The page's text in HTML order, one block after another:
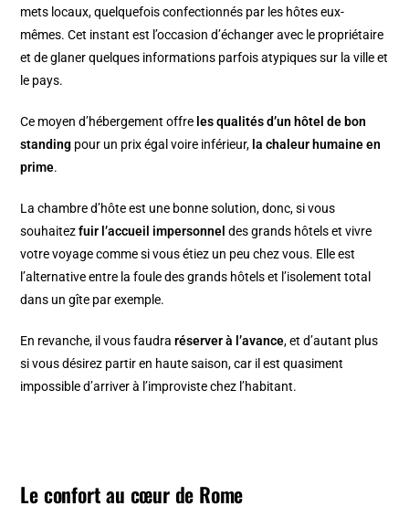
mets locaux, quelquefois confectionnés par les hôtes eux-
mêmes. Cet instant est l’occasion d’échanger avec le propriétaire
et de glaner quelques informations parfois atypiques sur la ville et
le pays.
Ce moyen d’hébergement offre les qualités d’un hôtel de bon
standing pour un prix égal voire inférieur, la chaleur humaine en
prime.
La chambre d’hôte est une bonne solution, donc, si vous
souhaitezfuir l’accueil impersonnel des grands hôtels et vivre
votre voyage comme si vous étiez un peu chez vous. Elle est
l’alternative entre la foule des grands hôtels et l’isolement total
dans un gîte par exemple.
En revanche, il vous faudraréserver à l’avance, et d’autant plus
si vous désirez partir en haute saison, car il est quasiment
impossible d’arriver à l’improviste chez l’habitant.
Le confort au cœur de Rome